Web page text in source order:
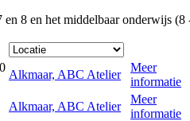
8 en het middelbaar onderwijs (8
Alkmaar, ABC Atelier
Meer
informatie
Alkmaar, ABC Atelier
Meer
informatie